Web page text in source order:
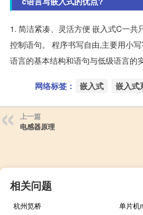
1. 简洁紧凑、灵活方便 嵌入式C一共
控制语句。 程序书写自由,主要用小
语言的基本结构和语句与低级语言的
网络标签： 嵌入式 嵌入式
上一篇
电感器原理
相关问题
杭州笕桥
单片机